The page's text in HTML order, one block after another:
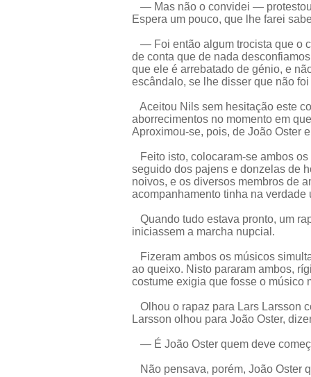
— Mas não o convidei —
Espera um pouco, que lhe farei
— Foi então algum trocista que o
de conta que de nada
que ele é arrebatado de génio, e
escândalo, se lhe disser que não
Aceitou Nils sem hesitação este
aborrecimentos no momento em
Aproximou-se, pois, de João Oster
Feito isto, colocaram-se ambos
seguido dos pajens e donzelas de
noivos, e os diversos membros de
acompanhamento tinha na verdade
Quando tudo estava pronto, um
iniciassem a marcha nupcial.
Fizeram ambos os músicos
ao queixo. Nisto pararam ambos,
costume exigia que fosse o músico
Olhou o rapaz para Lars Larsson
Larsson olhou para João Oster,
— É João Oster quem deve
Não pensava, porém, João Oster